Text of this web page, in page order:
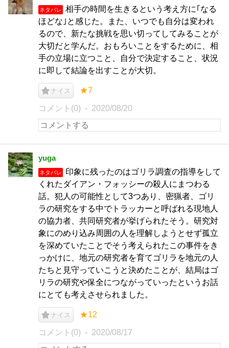
ネタバレ
相手の時間を生きるという考え方に｢なる
ほどな｣と感じた。また、いつでも自分は変われ
るので、新たな挑戦を思い切ってしてみることが
大切だと学んだ。おもろいことをするために、相
手の立場に立つこと、自分で決定すること、状況
に即して結論を出すことが大切。
ナイス ★7
コメント(0) 2020/08/20
yuga
ネタバレ
印象に残ったのはゴリラ調査の指導をして
くれたダイアン・フォッシーの殺人にまつわる
話。犯人の可能性として3つあり、密猟者、ゴリ
ラの研究をする中でトラッカーと呼ばれる現地人
の協力者、共同研究者が挙げられたそう。研究対
象にのめり込み周囲の人を理解しようとせず孤立
を深めていたことでそう考えられたこの事件をき
っかけに、地元の研究者を育てゴリラを地元の人
たちと見守っていこうと決めたことが、結局はゴ
リラの研究や保全につながっていったというお話
にとても考えさせられました。
ナイス ★12
コメント(0) 2020/08/17